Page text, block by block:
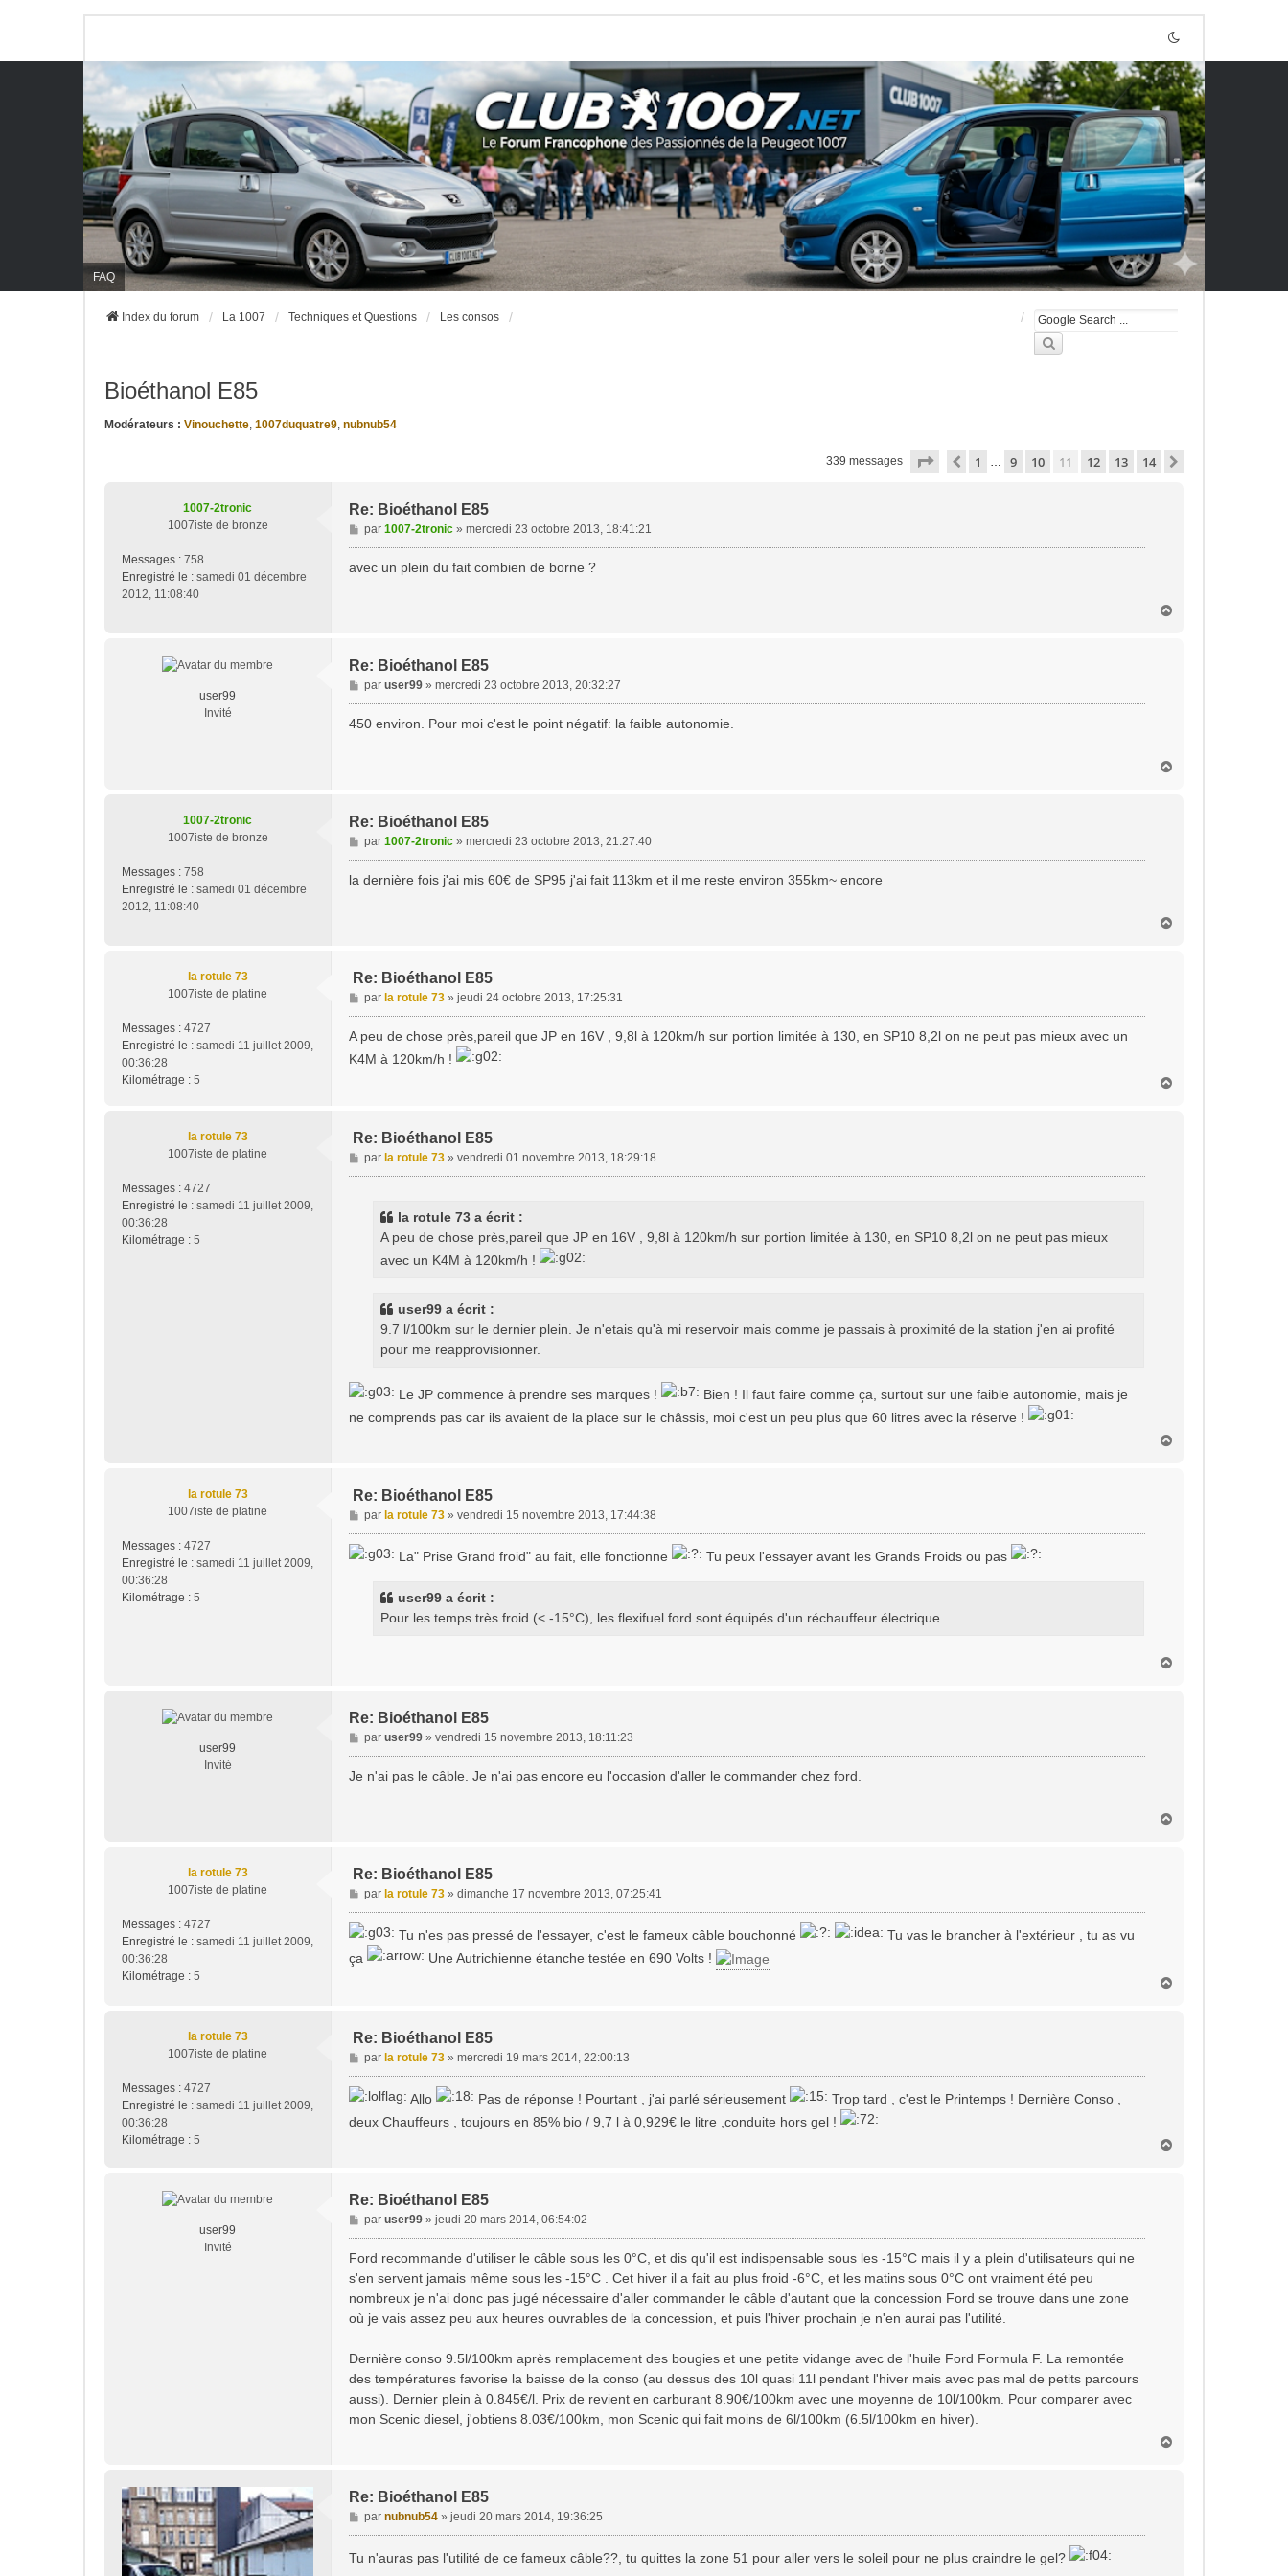
FAQ
Index du forum La 1007 Techniques et Questions Les consos
Bioéthanol E85
Modérateurs : Vinouchette, 1007duquatre9, nubnub54
339 messages Page 11 sur 14
Précédente
1 … 9 10 11 12 13 14
1007-2tronic
1007iste de bronze
Messages : 758
Enregistré le : samedi 01 décembre
2012, 11:08:40
Re: Bioéthanol E85
M
e
s
par 1007-2tronic» mercredi 23 octobre 2013, 18:41:21
avec un plein du fait combien de borne ?
user99
Invité
Re: Bioéthanol E85
M
e
s
par user99» mercredi 23 octobre 2013, 20:32:27
450 environ. Pour moi c'est le point négatif: la faible autonomie.
1007-2tronic
1007iste de bronze
Messages : 758
Enregistré le : samedi 01 décembre
2012, 11:08:40
Re: Bioéthanol E85
M
e
s
par 1007-2tronic» mercredi 23 octobre 2013, 21:27:40
la dernière fois j'ai mis 60€ de SP95 j'ai fait 113km et il me reste environ 355km~ encore
la rotule 73
1007iste de platine
Messages : 4727
Enregistré le : samedi 11 juillet 2009,
00:36:28
Kilométrage : 5
Re: Bioéthanol E85
M
e
s
a
par la rotule 73» jeudi 24 octobre 2013, 17:25:31
A peu de chose près,pareil que JP en 16V , 9,8l à 120km/h sur portion limitée à 130, en SP10 8,2l on ne peut pas mieux avec un
K4M à 120km/h !
la rotule 73
1007iste de platine
Messages : 4727
Enregistré le : samedi 11 juillet 2009,
00:36:28
Kilométrage : 5
Re: Bioéthanol E85
M
e
par la rotule 73» vendredi 01 novembre 2013, 18:29:18
la rotule 73 a écrit :
A peu de chose près,pareil que JP en 16V , 9,8l à 120km/h sur portion limitée à 130, en SP10 8,2l on ne peut pas mieux
avec un K4M à 120km/h !
user99 a écrit :
9.7 l/100km sur le dernier plein. Je n'etais qu'à mi reservoir mais comme je passais à proximité de la station j'en ai profité
pour me reapprovisionner.
Le JP commence à prendre ses marques !
Bien ! Il faut faire comme ça, surtout sur une faible autonomie, mais je
ne comprends pas car ils avaient de la place sur le châssis, moi c'est un peu plus que 60 litres avec la réserve !
la rotule 73
1007iste de platine
Messages : 4727
Enregistré le : samedi 11 juillet 2009,
00:36:28
Kilométrage : 5
Re: Bioéthanol E85
M
e
s
par la rotule 73» vendredi 15 novembre 2013, 17:44:38
La" Prise Grand froid" au fait, elle fonctionne Tu peux l'essayer avant les Grands Froids ou pas
user99 a écrit :
Pour les temps très froid (< -15°C), les flexifuel ford sont équipés d'un réchauffeur électrique
user99
Invité
Re: Bioéthanol E85
M
e
s
par user99» vendredi 15 novembre 2013, 18:11:23
Je n'ai pas le câble. Je n'ai pas encore eu l'occasion d'aller le commander chez ford.
la rotule 73
1007iste de platine
Messages : 4727
Enregistré le : samedi 11 juillet 2009,
00:36:28
Kilométrage : 5
Re: Bioéthanol E85
M
e
s
a
par la rotule 73» dimanche 17 novembre 2013, 07:25:41
Tu n'es pas pressé de l'essayer, c'est le fameux câble bouchonné
Tu vas le brancher à l'extérieur , tu as vu
ça
Une Autrichienne étanche testée en 690 Volts !
la rotule 73
1007iste de platine
Messages : 4727
Enregistré le : samedi 11 juillet 2009,
00:36:28
Kilométrage : 5
Re: Bioéthanol E85
M
e
s
a
par la rotule 73» mercredi 19 mars 2014, 22:00:13
Allo Pas de réponse ! Pourtant , j'ai parlé sérieusement
Trop tard , c'est le Printemps ! Dernière Conso ,
deux Chauffeurs , toujours en 85% bio / 9,7 l à 0,929€ le litre ,conduite hors gel !
user99
Invité
Re: Bioéthanol E85
M
e
s
g
e
par user99» jeudi 20 mars 2014, 06:54:02
Ford recommande d'utiliser le câble sous les 0°C, et dis qu'il est indispensable sous les -15°C mais il y a plein d'utilisateurs qui ne
s'en servent jamais même sous les -15°C . Cet hiver il a fait au plus froid -6°C, et les matins sous 0°C ont vraiment été peu
nombreux je n'ai donc pas jugé nécessaire d'aller commander le câble d'autant que la concession Ford se trouve dans une zone
où je vais assez peu aux heures ouvrables de la concession, et puis l'hiver prochain je n'en aurai pas l'utilité.
Dernière conso 9.5l/100km après remplacement des bougies et une petite vidange avec de l'huile Ford Formula F. La remontée
des températures favorise la baisse de la conso (au dessus des 10l quasi 11l pendant l'hiver mais avec pas mal de petits parcours
aussi). Dernier plein à 0.845€/l. Prix de revient en carburant 8.90€/100km avec une moyenne de 10l/100km. Pour comparer avec
mon Scenic diesel, j'obtiens 8.03€/100km, mon Scenic qui fait moins de 6l/100km (6.5l/100km en hiver).
Re: Bioéthanol E85
M
e
par nubnub54» jeudi 20 mars 2014, 19:36:25
Tu n'auras pas l'utilité de ce fameux câble??, tu quittes la zone 51 pour aller vers le soleil pour ne plus craindre le gel?